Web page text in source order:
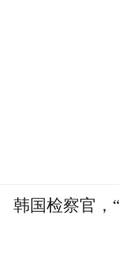
韩国检察官，